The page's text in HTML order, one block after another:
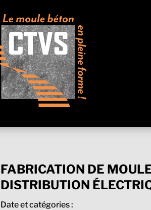
FABRICATION DE
DISTRIBUTION
Date et catégories :